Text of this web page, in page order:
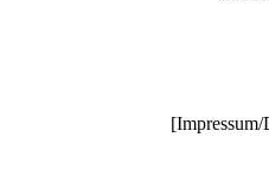
[Impressum/